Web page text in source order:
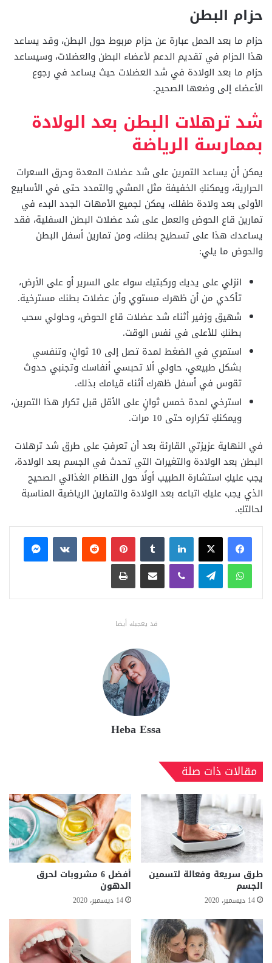
حزام البطن
حزام ما بعد الحمل عبارة عن حزام مربوط حول البطن، وقد يساعد
هذا الحزام في تقديم الدعم لأعضاء البطن والعضلات، وسيساعد
حزام ما بعد الولادة في شد العضلات حيث يساعد في رجوع
الأعضاء إلى وضعها الصحيح.
شد ترهلات البطن بعد الولادة
بممارسة الرياضة
يمكن أن يساعد التمرين على شد عضلات المعدة وحرق السعرات
الحرارية، ويمكنكِ الخفيفة مثل المشي والتمدد حتى في الأسابيع
الأولى بعد ولادة طفلك، يمكن لجميع الأمهات الجدد البدء في
تمارين قاع الحوض والعمل على شد عضلات البطن السفلية، فقد
يساعدك هذا على تسطيح بطنك، ومن تمارين أسفل البطن
والحوض ما يلي:
انزلي على يديك وركبتيك سواء على السرير أو على الأرض،
تأكدي من أن ظهرك مستوي وأن عضلات بطنك مسترخية.
شهيق وزفير أثناء شد عضلات قاع الحوض، وحاولي سحب
بطنكِ للأعلى في نفس الوقت.
استمري في الضغط لمدة تصل إلى 10 ثوانٍ، وتنفسي
بشكل طبيعي، حاولي ألا تحبسي أنفاسك وتجنبي حدوث
تقوس في أسفل ظهرك أثناء قيامك بذلك.
استرخي لمدة خمس ثوانٍ على الأقل قبل تكرار هذا التمرين،
ويمكنكِ تكراره حتى 10 مرات.
في النهاية عزيزتي القارئة بعد أن تعرفتِ على طرق شد ترهلات
البطن بعد الولادة والتغيرات التي تحدث في الجسم بعد الولادة،
يجب عليكِ استشارة الطبيب أولًا حول النظام الغذائي الصحيح
الذي يجب عليكِ اتباعه بعد الولادة والتمارين الرياضية المناسبة
لحالتكِ.
فيسبوكX لينكدإن بينتيريست
ماسنجر
واتساب تيلقرام ڤايبر مشاركة عبر البريد طباعة
قد يعجبك أيضا
Heba Essa
مقالات ذات صلة
طرق سريعة وفعالة لتسمين
الجسم
14 ديسمبر، 2020
أفضل 6 مشروبات لحرق
الدهون
14 ديسمبر، 2020